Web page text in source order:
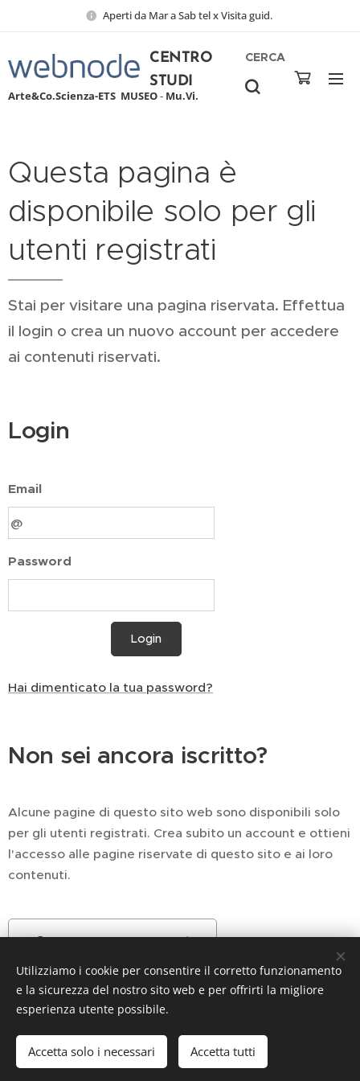
Aperti da Mar a Sab tel x Visita guid.
CENTRO
STUDI
Arte&Co.Scienza-ETS MUSEO- Mu.Vi.
CERCA
Questa pagina è
disponibile solo per gli
utenti registrati
Stai per visitare una pagina riservata. Effettua
il login o crea un nuovo account per accedere
ai contenuti riservati.
Login
Email
Password
Login
Hai dimenticato la tua password?
Non sei ancora iscritto?
Alcune pagine di questo sito web sono disponibili solo
per gli utenti registrati. Crea subito un account e ottieni
l'accesso alle pagine riservate di questo sito e ai loro
contenuti.
Crea un nuovo account
Sponsorizzato da Webnode Cookies
Utilizziamo i cookie per consentire il corretto funzionamento
e la sicurezza del nostro sito web e per offrirti la migliore
esperienza utente possibile.
Accetta solo i necessari Accetta tutti